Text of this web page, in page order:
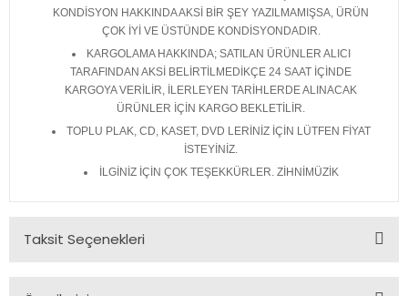
KONDİSYON HAKKINDA AKSİ BİR ŞEY YAZILMAMIŞSA, ÜRÜN
ÇOK İYİ VE ÜSTÜNDE KONDİSYONDADIR.
KARGOLAMA HAKKINDA; SATILAN ÜRÜNLER ALICI
TARAFINDAN AKSİ BELİRTİLMEDİKÇE 24 SAAT İÇİNDE
KARGOYA VERİLİR, İLERLEYEN TARİHLERDE ALINACAK
ÜRÜNLER İÇİN KARGO BEKLETİLİR.
TOPLU PLAK, CD, KASET, DVD LERİNİZ İÇİN LÜTFEN FİYAT
İSTEYİNİZ.
İLGİNİZ İÇİN ÇOK TEŞEKKÜRLER. ZİHNİMÜZİK
Taksit Seçenekleri